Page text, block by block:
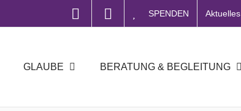
SPENDEN Aktuelles
GLAUBE BERATUNG & BEGLEITUNG